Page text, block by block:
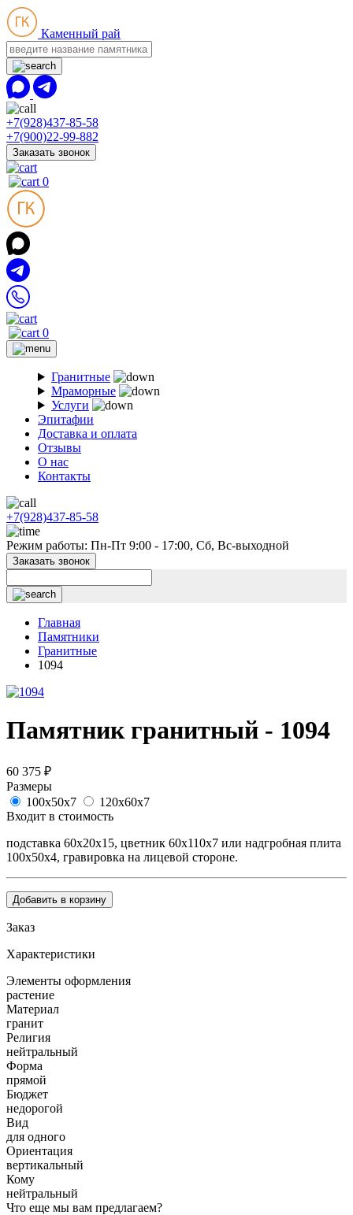
Каменный рай
+7(928)437-85-58
+7(900)22-99-882
Заказать звонок
0
0
Гранитные
Мраморные
Услуги
Эпитафии
Доставка и оплата
Отзывы
О нас
Контакты
+7(928)437-85-58
Режим работы: Пн-Пт 9:00 - 17:00, Сб, Вс-выходной
Заказать звонок
Главная
Памятники
Гранитные
1094
Памятник гранитный - 1094
60 375 ₽
Размеры
100х50х7
120х60х7
Входит в стоимость
подставка 60х20х15, цветник 60х110х7 или надгробная плита
100х50х4, гравировка на лицевой стороне.
Добавить в корзину
Заказ
Характеристики
Элементы оформления
растение
Материал
гранит
Религия
нейтральный
Форма
прямой
Бюджет
недорогой
Вид
для одного
Ориентация
вертикальный
Кому
нейтральный
Что еще мы вам предлагаем?